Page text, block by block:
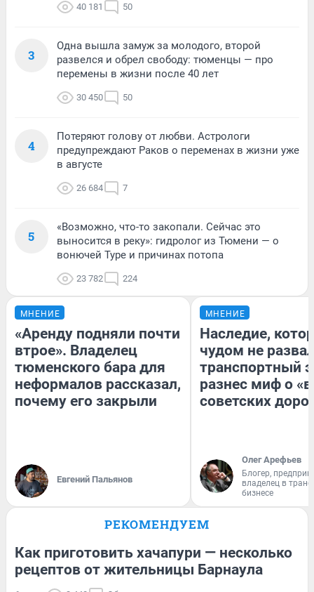
40 181 50
3
Одна вышла замуж за молодого, второй
развелся и обрел свободу: тюменцы — про
перемены в жизни после 40 лет
30 450 50
4
Потеряют голову от любви. Астрологи
предупреждают Раков о переменах в жизни уже
в августе
26 684 7
5
«Возможно, что-то закопали. Сейчас это
выносится в реку»: гидролог из Тюмени — о
вонючей Туре и причинах потопа
23 782 224
МНЕНИЕ
«Аренду подняли почти
втрое». Владелец
тюменского бара для
неформалов рассказал,
почему его закрыли
Евгений Пальянов
МНЕНИЕ
Наследие,
чудом не
транспортный
разнес миф о
советских
Олег Арефьев
Блогер,
владелец в
бизнесе
РЕКОМЕНДУЕМ
Как приготовить хачапури — несколько
рецептов от жительницы Барнаула